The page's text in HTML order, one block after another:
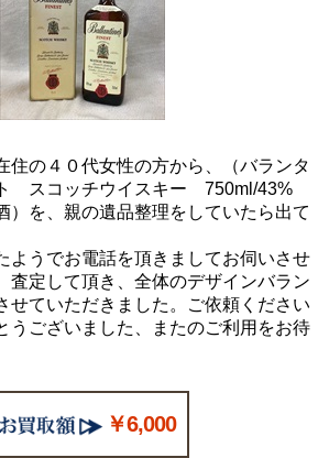
住の４０代女性の方から、（バランタ
スコッチウイスキー 750ml/43%
を、親の遺品整理をしていたら出て
ようでお電話を頂きましてお伺いさせ
査定して頂き、全体のデザインバラン
せていただきました。ご依頼ください
うございました、またのご利用をお待
￥6,000